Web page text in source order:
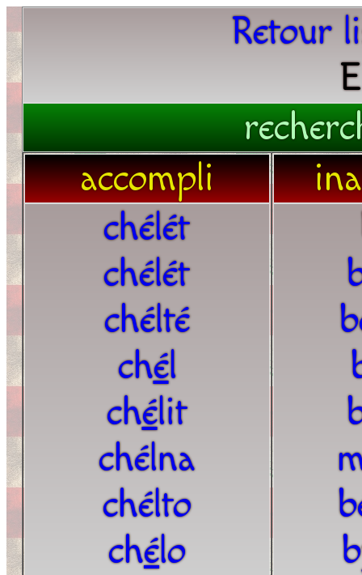
Retour
accompli
chélét
chélét
chélté
chél
chélit
chélna
chélto
chélo